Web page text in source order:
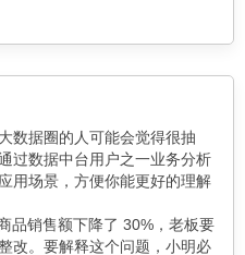
数据圈的人可能会觉得很抽
过数据中台用户之一业务分析
用场景，方便你能更好的理解
品销售额下降了 30%，老板要
改。要解释这个问题，小明必